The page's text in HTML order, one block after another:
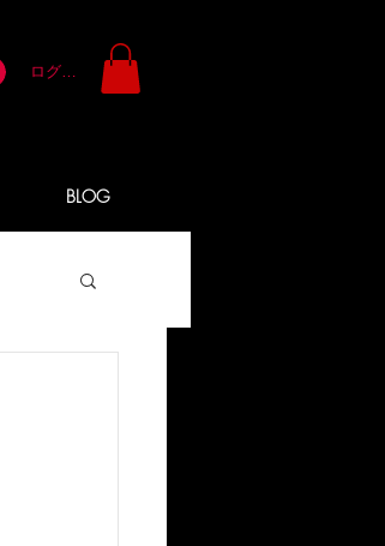
ログイン
BLOG